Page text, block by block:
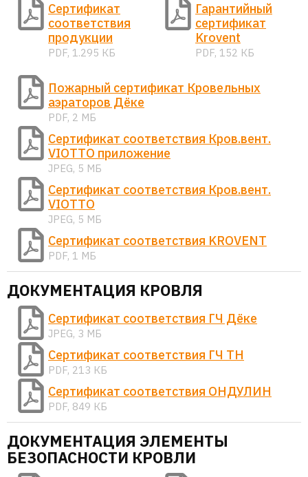
Сертификат
соответствия
продукции
PDF, 1.295 КБ
Гарантийный
сертификат
Krovent
PDF, 152 КБ
Пожарный сертификат Кровельных
аэраторов Дёке
PDF, 2 МБ
Сертификат соответствия Кров.вент.
VIOTTO приложение
JPEG, 5 МБ
Сертификат соответствия Кров.вент.
VIOTTO
JPEG, 5 МБ
Сертификат соответствия KROVENT
PDF, 1 МБ
ДОКУМЕНТАЦИЯ КРОВЛЯ
Сертификат соответствия ГЧ Дёке
JPEG, 3 МБ
Сертификат соответствия ГЧ ТН
PDF, 213 КБ
Сертификат соответствия ОНДУЛИН
PDF, 849 КБ
ДОКУМЕНТАЦИЯ ЭЛЕМЕНТЫ
БЕЗОПАСНОСТИ КРОВЛИ